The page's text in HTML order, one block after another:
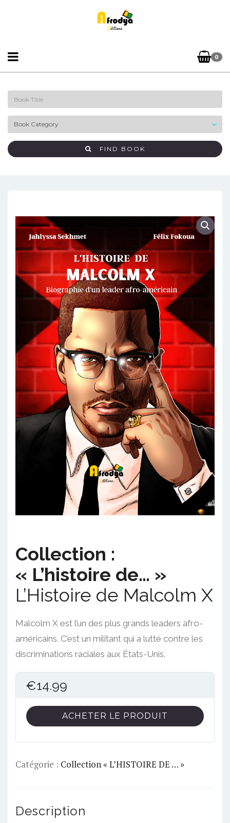
0
FIND BOOK
Collection :
« L’histoire de… »
L’Histoire de Malcolm X
Malcolm X est l’un des plus grands leaders afro-
américains. C’est un militant qui a lutté contre les
discriminations raciales aux États-Unis.
€14.99
ACHETER LE PRODUIT
Catégorie : Collection « L’HISTOIRE DE … »
Description